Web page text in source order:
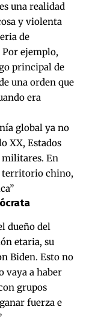
una realidad
y violenta
de
ejemplo,
principal de
una orden que
era
global ya no
XX, Estados
militares. En
territorio chino,
dueño del
etaria, su
Biden. Esto no
vaya a haber
grupos
fuerza e